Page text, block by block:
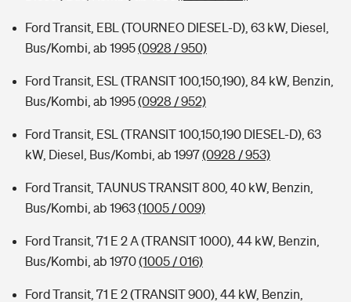
Ford Transit, EBL (TOURNEO DIESEL-D), 63 kW, Diesel,
Bus/Kombi, ab 1995(0928 / 950)
Ford Transit, ESL (TRANSIT 100,150,190), 84 kW, Benzin,
Bus/Kombi, ab 1995(0928 / 952)
Ford Transit, ESL (TRANSIT 100,150,190 DIESEL-D), 63
kW, Diesel, Bus/Kombi, ab 1997(0928 / 953)
Ford Transit, TAUNUS TRANSIT 800, 40 kW, Benzin,
Bus/Kombi, ab 1963(1005 / 009)
Ford Transit, 71 E 2 A (TRANSIT 1000), 44 kW, Benzin,
Bus/Kombi, ab 1970(1005 / 016)
Ford Transit, 71 E 2 (TRANSIT 900), 44 kW, Benzin,